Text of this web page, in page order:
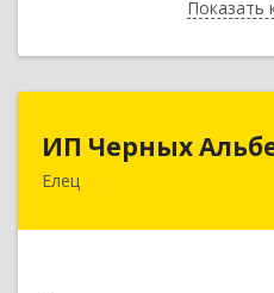
Показать
ИП Черных
Елец
ИП Черных
399771, Липецкая обл,